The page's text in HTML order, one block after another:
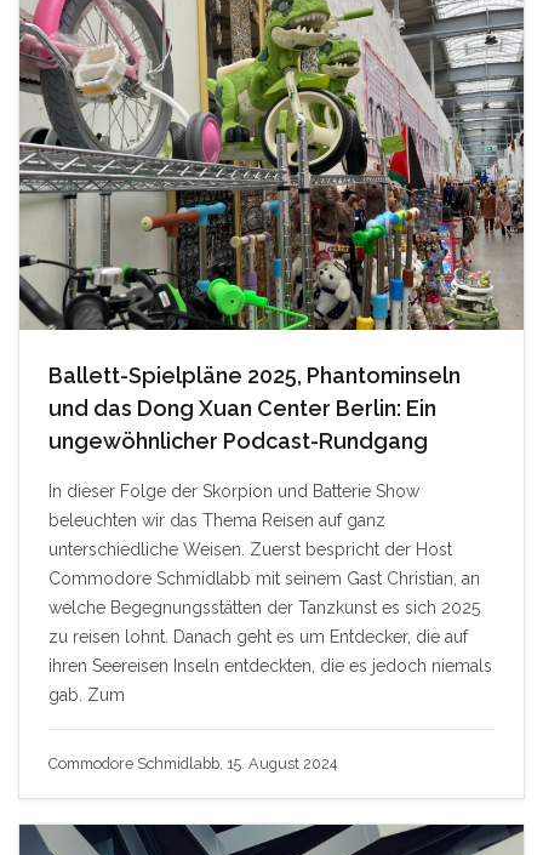
Ballett-Spielpläne 2025, Phantominseln
und das Dong Xuan Center Berlin: Ein
ungewöhnlicher Podcast-Rundgang
In dieser Folge der Skorpion und Batterie Show
beleuchten wir das Thema Reisen auf ganz
unterschiedliche Weisen. Zuerst bespricht der Host
Commodore Schmidlabb mit seinem Gast Christian, an
welche Begegnungsstätten der Tanzkunst es sich 2025
zu reisen lohnt. Danach geht es um Entdecker, die auf
ihren Seereisen Inseln entdeckten, die es jedoch niemals
gab. Zum
Commodore Schmidlabb, 15. August 2024